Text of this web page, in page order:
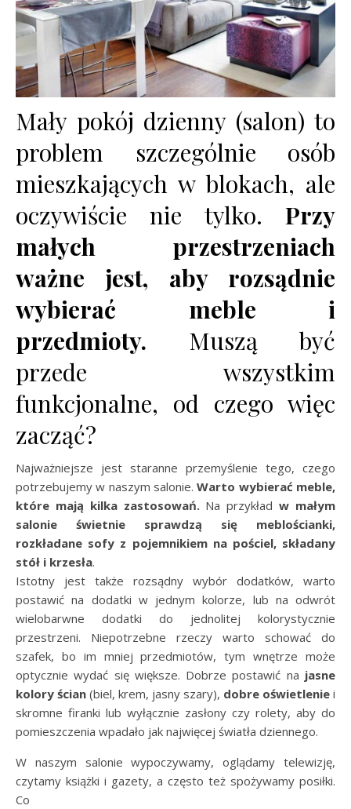
Mały pokój dzienny (salon) to
problem szczególnie osób
mieszkających w blokach, ale
oczywiście nie tylko. Przy
małych przestrzeniach
ważne jest, aby rozsądnie
wybierać meble i
przedmioty. Muszą być
przede wszystkim
funkcjonalne, od czego więc
zacząć?
Najważniejsze jest staranne przemyślenie tego, czego
potrzebujemy w naszym salonie.Warto wybierać meble,
które mają kilka zastosowań. Na przykładw małym
salonie świetnie sprawdzą się meblościanki,
rozkładane sofy z pojemnikiem na pościel, składany
stół i krzesła.
Istotny jest także rozsądny wybór dodatków, warto
postawić na dodatki w jednym kolorze, lub na odwrót
wielobarwne dodatki do jednolitej kolorystycznie
przestrzeni. Niepotrzebne rzeczy warto schować do
szafek, bo im mniej przedmiotów, tym wnętrze może
optycznie wydać się większe. Dobrze postawić na jasne
kolory ścian (biel, krem, jasny szary), dobre oświetlenie i
skromne firanki lub wyłącznie zasłony czy rolety, aby do
pomieszczenia wpadało jak najwięcej światła dziennego.
W naszym salonie wypoczywamy, oglądamy telewizję,
czytamy książki i gazety, a często też spożywamy posiłki.
Co